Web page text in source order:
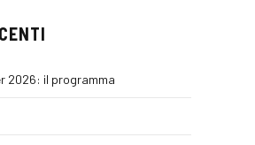
2026: il programma